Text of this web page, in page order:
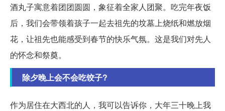
酒丸子寓意着团团圆圆，象征着全家人团聚。吃完年夜饭
后，我们会带领着孩子一起去祖先的坟墓上烧纸和燃放烟
花，让祖先也能感受到春节的快乐气氛。这是我们对先人
的怀念和祭奠。
除夕晚上会不会吃饺子?
作为居住在大西北的人，我可以告诉你，大年三十晚上我